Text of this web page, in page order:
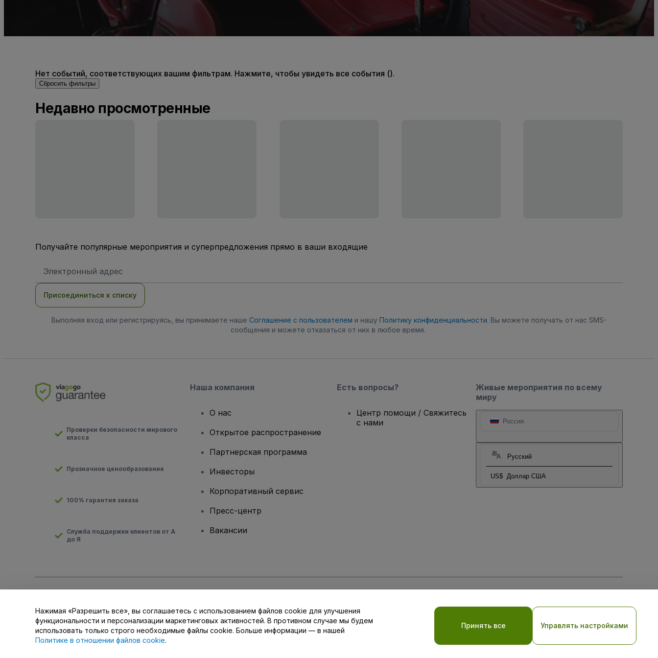
Нет событий, соответствующих вашим фильтрам. Нажмите, чтобы увидеть все события ().
Сбросить фильтры
Недавно просмотренные
Получайте популярные мероприятия и суперпредложения прямо в ваши входящие
электронной
Присоединиться к списку
Выполняя вход или регистрируясь, вы принимаете наше Соглашение с пользователем и нашу Политику конфиденциальности. Вы можете получать от нас SMS-
сообщения и можете отказаться от них в любое время.
Живые мероприятия по всему
миру
Россия
Русский
US$ Доллар США
Проверки безопасности мирового
класса
Прозначное ценообразование
100% гарантия заказа
Служба поддержки клиентов от А
до Я
Наша компания
О нас
Открытое распространение
Партнерская программа
Инвесторы
Корпоративный сервис
Пресс-центр
Вакансии
Есть вопросы?
Центр помощи / Свяжитесь
с нами
Использование данного веб-сайта означает принятиеУсловий и положений, а такжеПолитики конфиденциальности Политики в отношении файлов cookie, иПолитики конфиденциальности
для мобильных устройствDo Not Share My Personal Information/Your Privacy Choices
Нажимая «Разрешить все», вы соглашаетесь с использованием файлов cookie для улучшения
функциональности и персонализации маркетинговых активностей. В противном случае мы будем
использовать только строго необходимые файлы cookie. Больше информации — в нашей
Политике в отношении файлов cookie.
Принять все Управлять настройками